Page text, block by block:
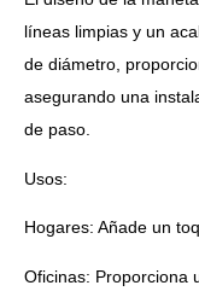
líneas limpias y un
de diámetro,
asegurando una
de paso.
Usos:
Hogares: Añade un
Oficinas: Proporciona